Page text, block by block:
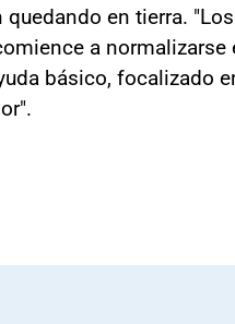
quedando en tierra.
a
básico, focalizado